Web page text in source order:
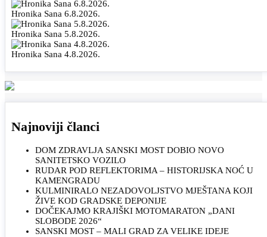
Hronika Sana 6.8.2026.
Hronika Sana 5.8.2026.
Hronika Sana 4.8.2026.
Najnoviji članci
DOM ZDRAVLJA SANSKI MOST DOBIO NOVO
SANITETSKO VOZILO
RUDAR POD REFLEKTORIMA – HISTORIJSKA NOĆ U
KAMENGRADU
KULMINIRALO NEZADOVOLJSTVO MJEŠTANA KOJI
ŽIVE KOD GRADSKE DEPONIJE
DOČEKAJMO KRAJIŠKI MOTOMARATON „DANI
SLOBODE 2026“
SANSKI MOST – MALI GRAD ZA VELIKE IDEJE